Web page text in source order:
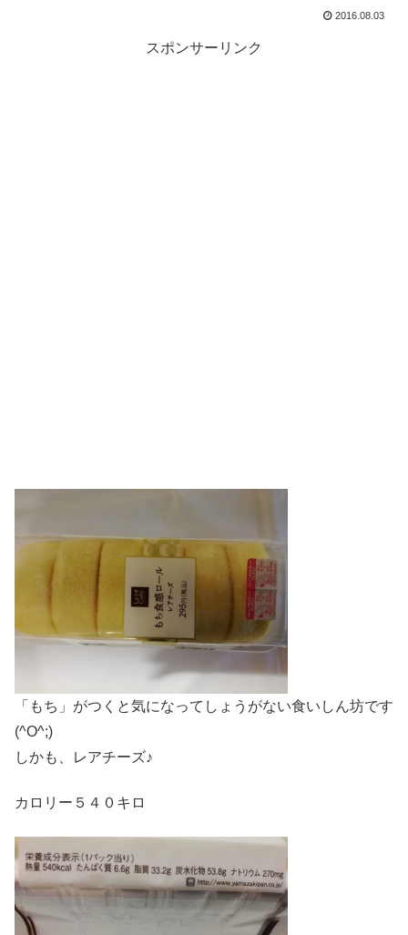
2016.08.03
スポンサーリンク
「もち」がつくと気になってしょうがない食いしん坊です
(^O^;)
しかも、レアチーズ♪
カロリー５４０キロ